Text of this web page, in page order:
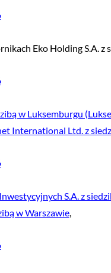
Eko Holding S.A.
w Luksemburgu
International Ltd. z
S.A. z
w Warszawie,